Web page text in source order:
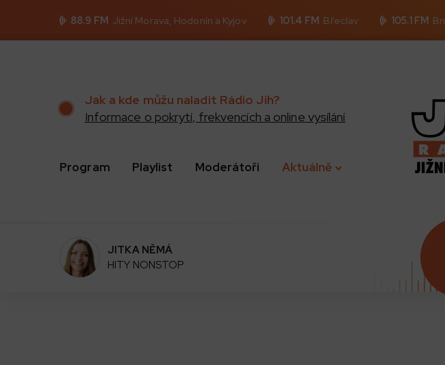
88.9 FM Jižní Morava, Hodonín a Kyjov 101.4 FM Břeclav 105.1 FM
Jak a kde můžu naladit Rádio Jih?
Informace o pokrytí, frekvencích a online vysílání
Program Playlist Moderátoři Aktuálně
JITKA NĚMÁ
HITY NONSTOP